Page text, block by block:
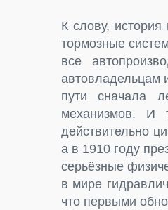
К слову,
тормозные
все
автовладельцам
пути сначала
механизмов. И
действительно
а в 1910 году
серьёзные
в мире
что первыми